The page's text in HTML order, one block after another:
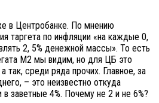
в Центробанке. По мнению
таргета по инфляции «на каждые 0,
2, 5% денежной массы». То есть
М2 мы видим, но для ЦБ это
так, среди ряда прочих. Главное, за
– это неизвестно откуда
заветные 4%. Почему не 2 и не 6%?